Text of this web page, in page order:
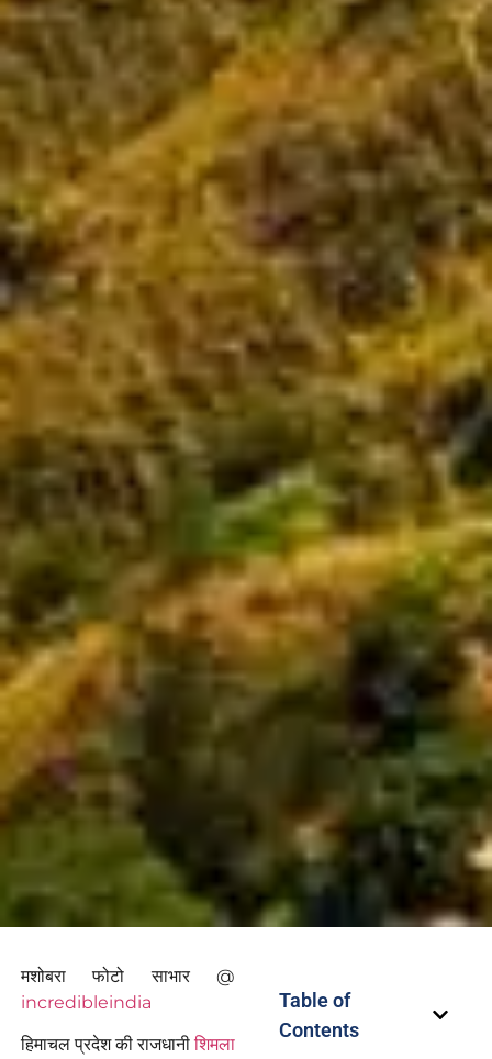
मशोबरा फोटो साभार @
incredibleindia
हिमाचल प्रदेश की राजधानीशिमला
Table of
Contents